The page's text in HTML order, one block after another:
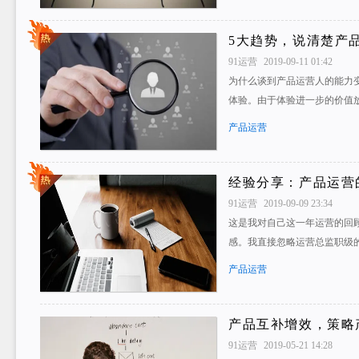
5大趋势，说清楚产
91运营
2019-09-11 01:42
为什么谈到产品运营人的能
体验。由于体验进一步的价
产品运营
经验分享：产品运
91运营
2019-09-09 23:34
这是我对自己这一年运营的回
感。我直接忽略运营总监职
产品运营
产品互补增效，策
91运营
2019-05-21 14:28